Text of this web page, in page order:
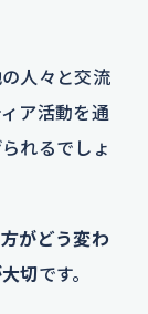
人々と交流
ア活動を通
れるでしょ
がどう変わ
切です。